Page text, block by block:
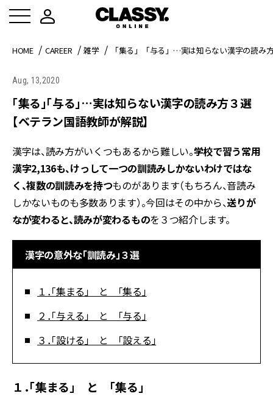
HOME CAREER 雑学 「集る」「与る」…実は知らない漢字の読み
Aug, 13,2020
「集る」「与る」…実は知らない漢字の読み方３選
【ベテラン国語教師が解説】
漢字は、読み方がいくつもあるから難しい。学校で習う常用
漢字2,136も、けっして一つの訓読みしかないわけではな
く、複数の訓読みを持つものがあります（もちろん、音読み
しかないものも多数あります）。今回はその中から、送りが
なが変わると、読みが変わるものを３つ紹介します。
漢字の意外な「訓読み」３選
１．「集まる」 と 「集る」
２．「与える」 と 「与る」
３．「設ける」 と 「設える」
１．「集まる」 と 「集る」